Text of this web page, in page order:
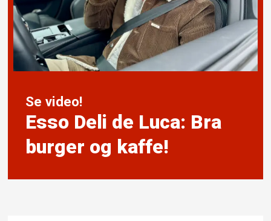
Se video!
Esso Deli de Luca: Bra
burger og kaffe!